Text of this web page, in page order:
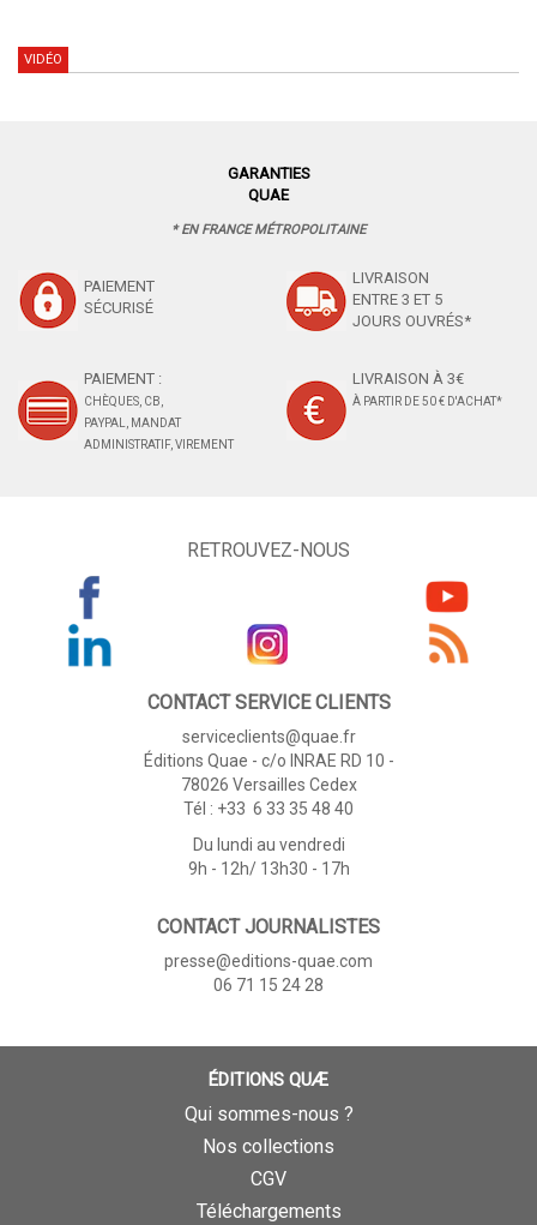
VIDÉO
GARANTIES
QUAE
* EN FRANCE MÉTROPOLITAINE
PAIEMENT
SÉCURISÉ
LIVRAISON
ENTRE 3 ET 5
JOURS OUVRÉS*
PAIEMENT :
CHÈQUES, CB,
PAYPAL, MANDAT
ADMINISTRATIF, VIREMENT
LIVRAISON À 3€
À PARTIR DE 50 € D'ACHAT*
RETROUVEZ-NOUS
CONTACT SERVICE CLIENTS
serviceclients@quae.fr
Éditions Quae - c/o INRAE RD 10 -
78026 Versailles Cedex
Tél : +33 6 33 35 48 40
Du lundi au vendredi
9h - 12h/ 13h30 - 17h
CONTACT JOURNALISTES
presse@editions-quae.com
06 71 15 24 28
ÉDITIONS QUÆ
Qui sommes-nous ?
Nos collections
CGV
Téléchargements